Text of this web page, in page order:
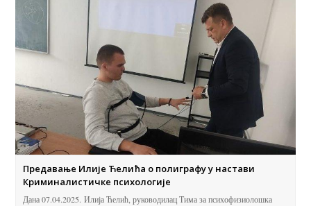
Предавање Илије Ћелића о полиграфу у настави
Криминалистичке психологије
Дана 07.04.2025. Илија Ћелић, руководилац Тима за психофизиолошка